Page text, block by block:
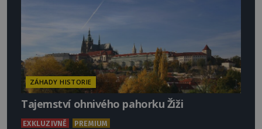
ZÁHADY HISTORIE
Tajemství ohnivého pahorku Žiži
EXKLUZIVNĚ PREMIUM